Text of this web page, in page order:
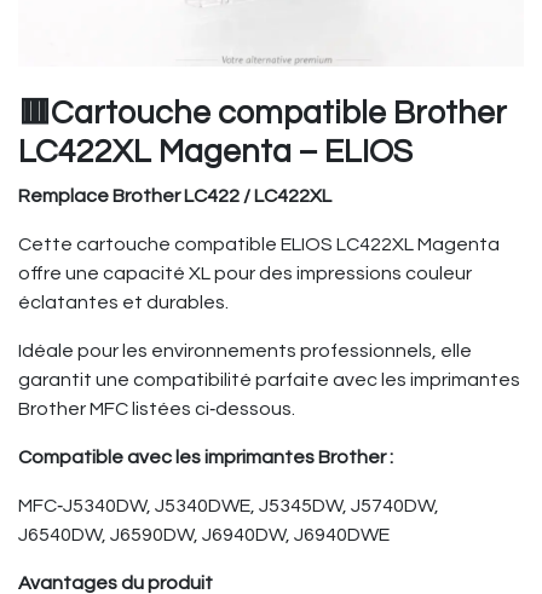
🟥Cartouche compatible Brother
LC422XL Magenta – ELIOS
Remplace Brother LC422 / LC422XL
Cette cartouche compatible ELIOS LC422XL Magenta
offre une capacité XL pour des impressions couleur
éclatantes et durables.
Idéale pour les environnements professionnels, elle
garantit une compatibilité parfaite avec les imprimantes
Brother MFC listées ci‑dessous.
Compatible avec les imprimantes Brother :
MFC‑J5340DW, J5340DWE, J5345DW, J5740DW,
J6540DW, J6590DW, J6940DW, J6940DWE
Avantages du produit